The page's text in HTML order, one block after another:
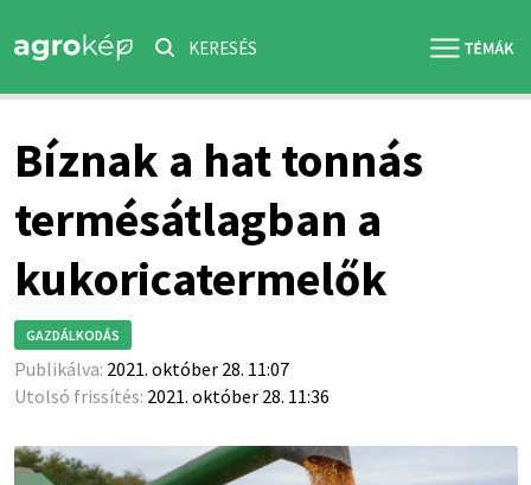
KERESÉS
Bíznak a hat tonnás
termésátlagban a
kukoricatermelők
GAZDÁLKODÁS
Publikálva: 2021. október 28. 11:07
Utolsó frissítés: 2021. október 28. 11:36